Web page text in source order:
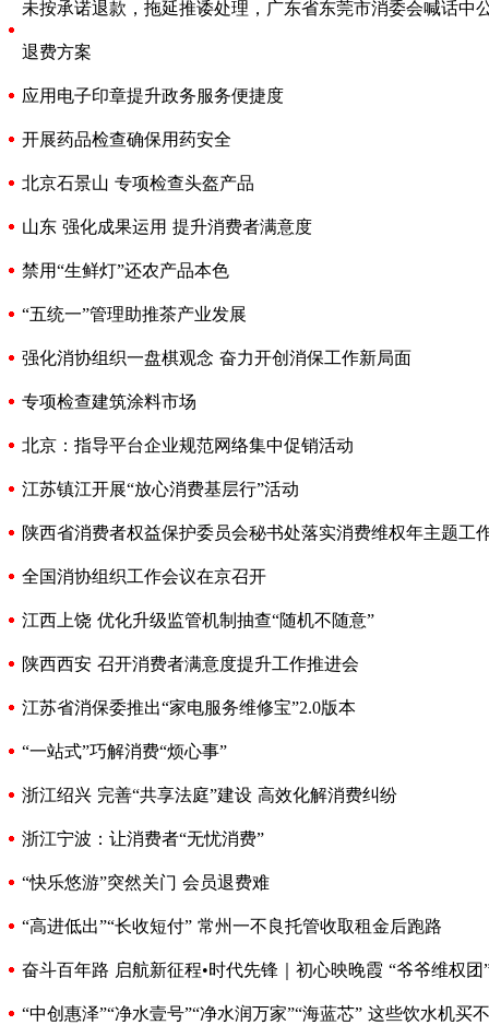
未按承诺退款，拖延推诿处理，广东省东莞市消委会喊话中
退费方案
应用电子印章提升政务服务便捷度
开展药品检查确保用药安全
北京石景山 专项检查头盔产品
山东 强化成果运用 提升消费者满意度
禁用“生鲜灯”还农产品本色
“五统一”管理助推茶产业发展
强化消协组织一盘棋观念 奋力开创消保工作新局面
专项检查建筑涂料市场
北京：指导平台企业规范网络集中促销活动
江苏镇江开展“放心消费基层行”活动
陕西省消费者权益保护委员会秘书处落实消费维权年主题工
全国消协组织工作会议在京召开
江西上饶 优化升级监管机制抽查“随机不随意”
陕西西安 召开消费者满意度提升工作推进会
江苏省消保委推出“家电服务维修宝”2.0版本
“一站式”巧解消费“烦心事”
浙江绍兴 完善“共享法庭”建设 高效化解消费纠纷
浙江宁波：让消费者“无忧消费”
“快乐悠游”突然关门 会员退费难
“高进低出”“长收短付” 常州一不良托管收取租金后跑路
奋斗百年路 启航新征程•时代先锋｜初心映晚霞 “爷爷维权
“中创惠泽”“净水壹号”“净水润万家”“海蓝芯” 这些饮水机买